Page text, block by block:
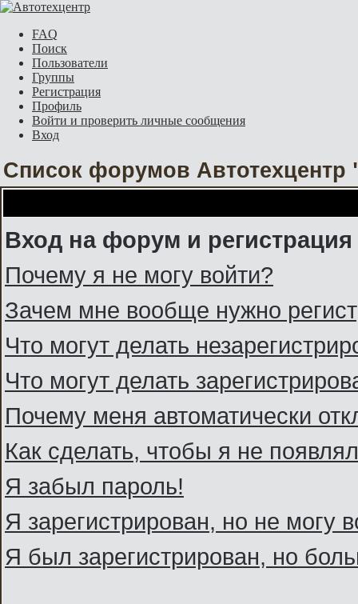
FAQ
Поиск
Пользователи
Группы
Регистрация
Профиль
Войти и проверить личные сообщения
Вход
Список форумов Автотехцентр
Вход на форум и регистрация
Почему я не могу войти?
Зачем мне вообще нужно
Что могут делать
Что могут делать
Почему меня автоматически
Как сделать, чтобы я не
Я забыл пароль!
Я зарегистрирован, но не могу
Я был зарегистрирован, но